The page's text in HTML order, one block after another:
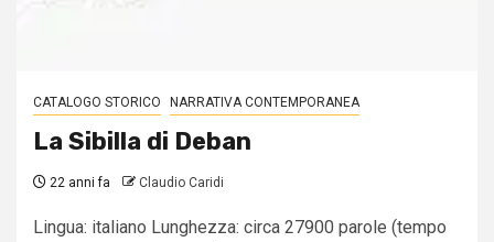
CATALOGO STORICO NARRATIVA CONTEMPORANEA
La Sibilla di Deban
22 anni fa Claudio Caridi
Lingua: italiano Lunghezza: circa 27900 parole (tempo